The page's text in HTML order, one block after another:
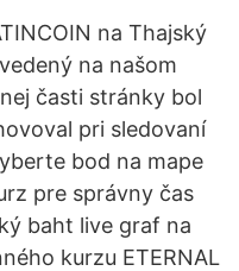
na Thajský
na našom
časti stránky bol
pri sledovaní
bod na mape
pre správny čas
baht live graf na
kurzu ETERNAL